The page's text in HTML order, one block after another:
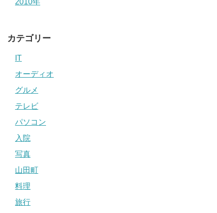
カテゴリー
IT
オーディオ
グルメ
テレビ
パソコン
入院
写真
山田町
料理
旅行